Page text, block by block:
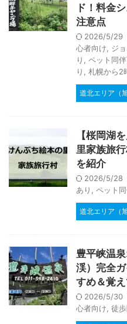
ド！料金
注意点
2026/5/29
心者向け
ジ
り
ペット同
り
札幌から2
道北エリア（
【桜岡湖
里家族旅
を紹介
2026/5/28
あり
ペット
道北エリア（
豊平峡温
渓）完全
すめ＆覚
2026/5/30
心者向け 徒